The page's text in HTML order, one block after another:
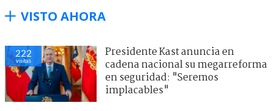
VISTO AHORA
222
visitas
Presidente Kast anuncia en
cadena nacional su megarreforma
en seguridad: "Seremos
implacables"